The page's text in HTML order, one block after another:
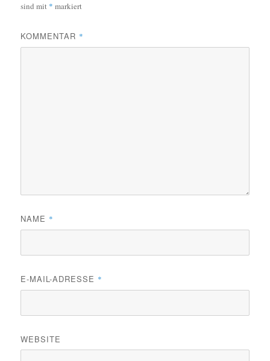
sind mit * markiert
KOMMENTAR *
NAME *
E-MAIL-ADRESSE *
WEBSITE